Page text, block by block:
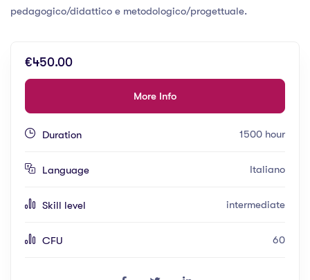
pedagogico/didattico e metodologico/progettuale.
€450.00
More Info
Duration 1500 hour
Language Italiano
Skill level intermediate
CFU 60